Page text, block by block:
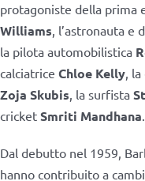
protagoniste della prima
Williams, l’astronauta e
la pilota automobilistica
calciatrice Chloe Kelly,
Zoja Skubis, la surfista
cricket Smriti Mandhana.
Dal debutto nel 1959,
hanno contribuito a